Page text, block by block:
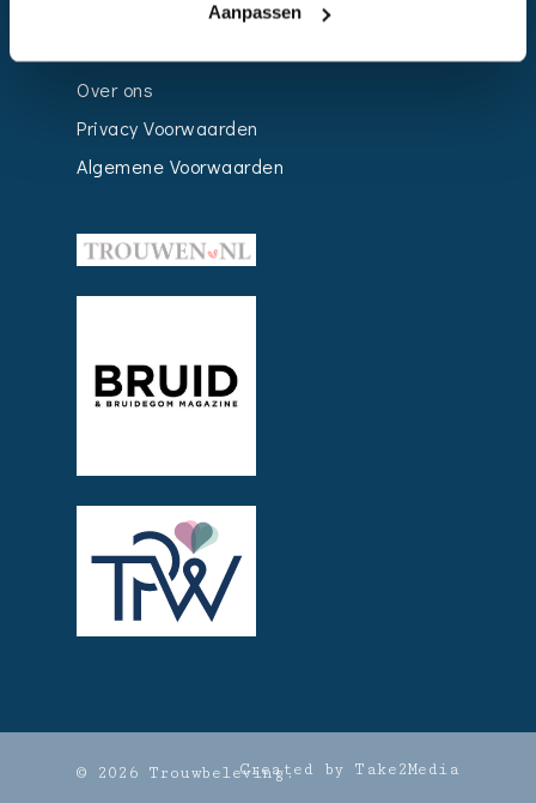
Aanpassen
Over ons
Privacy Voorwaarden
Algemene Voorwaarden
© 2026 Trouwbeleving.Created by Take2Media